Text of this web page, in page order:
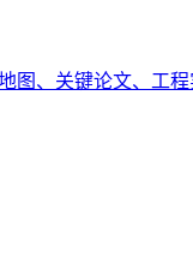
图、关键论文、工程